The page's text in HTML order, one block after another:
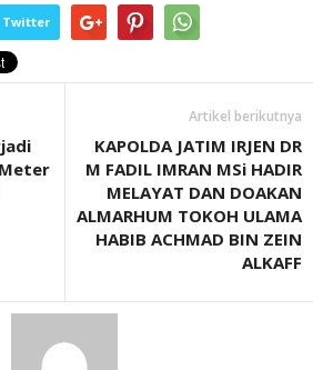
Twitter
Artikel berikutnya
KAPOLDA JATIM IRJEN DR
M FADIL IMRAN MSi HADIR
MELAYAT DAN DOAKAN
ALMARHUM TOKOH ULAMA
HABIB ACHMAD BIN ZEIN
ALKAFF